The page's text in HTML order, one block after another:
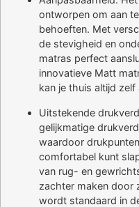
ontworpen om aan
behoeften. Met
de stevigheid en
matras perfect
innovatieve Matt
kan je thuis altijd zelf
Uitstekende
gelijkmatige
waardoor
comfortabel kunt
van rug- en
zachter maken door
wordt standaard in